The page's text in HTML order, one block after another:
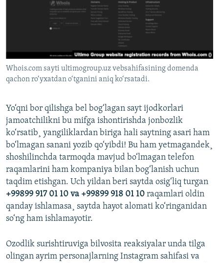
Whois.com sayti ultimogroup.uz vebsahifasining domenda
qachon ro‘yxatdan o‘tganini aniq ko‘rsatadi.
Yo‘qni bor qilishga bel bog‘lagan sayt ijodkorlari
jamoatchilikni bu mifga ishontirishda jonbozlik
ko‘rsatib¸ yangiliklardan biriga hali saytning asari ham
bo‘lmagan sanani yozib qo‘yibdi! Bu ham yetmagandek¸
shoshilinchda tarmoqda mavjud bo‘lmagan telefon
raqamlarini ham kompaniya bilan bog‘lanish uchun
taqdim etishgan. Uch yildan beri saytda osig‘liq turgan
+99899 917 01 10 va +99899 918 01 10 raqamlari oldin
qanday ishlamasa¸ saytda hayot alomati ko‘ringanidan
so‘ng ham ishlamayotir.
Ozodlik surishtiruviga bilvosita reaksiyalar unda tilga
olingan ayrim personajlarning Instagram sahifasi va